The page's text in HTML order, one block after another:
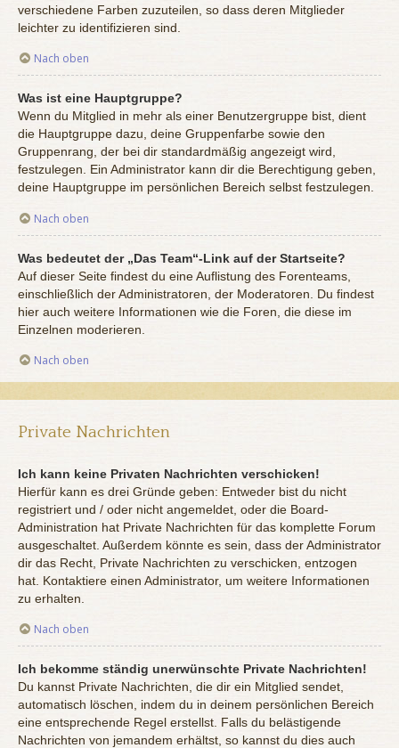
verschiedene Farben zuzuteilen, so dass deren Mitglieder
leichter zu identifizieren sind.
Nach oben
Was ist eine Hauptgruppe?
Wenn du Mitglied in mehr als einer Benutzergruppe bist, dient
die Hauptgruppe dazu, deine Gruppenfarbe sowie den
Gruppenrang, der bei dir standardmäßig angezeigt wird,
festzulegen. Ein Administrator kann dir die Berechtigung geben,
deine Hauptgruppe im persönlichen Bereich selbst festzulegen.
Nach oben
Was bedeutet der „Das Team“-Link auf der Startseite?
Auf dieser Seite findest du eine Auflistung des Forenteams,
einschließlich der Administratoren, der Moderatoren. Du findest
hier auch weitere Informationen wie die Foren, die diese im
Einzelnen moderieren.
Nach oben
Private Nachrichten
Ich kann keine Privaten Nachrichten verschicken!
Hierfür kann es drei Gründe geben: Entweder bist du nicht
registriert und / oder nicht angemeldet, oder die Board-
Administration hat Private Nachrichten für das komplette Forum
ausgeschaltet. Außerdem könnte es sein, dass der Administrator
dir das Recht, Private Nachrichten zu verschicken, entzogen
hat. Kontaktiere einen Administrator, um weitere Informationen
zu erhalten.
Nach oben
Ich bekomme ständig unerwünschte Private Nachrichten!
Du kannst Private Nachrichten, die dir ein Mitglied sendet,
automatisch löschen, indem du in deinem persönlichen Bereich
eine entsprechende Regel erstellst. Falls du belästigende
Nachrichten von jemandem erhältst, so kannst du dies auch